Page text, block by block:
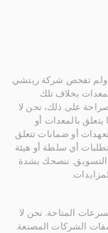
ولم تفحص شركة ريتشي
بخلاف تلك
على ذلك، نحن لا
بالمعدات أو
أو ضمانات تتعلق
أي سلطة أو هيئة
التسويق. ننصحك بشدة
المتاحة. نحن لا
الشركات المصنعة.